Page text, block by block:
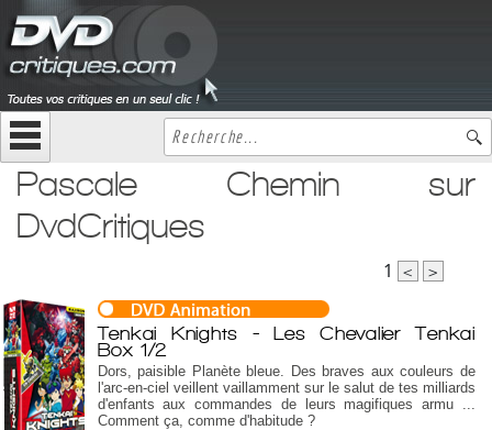
Pascale Chemin sur
DvdCritiques
1 < >
Tenkai Knights - Les Chevalier Tenkai
Box 1/2
Dors, paisible Planète bleue. Des braves aux couleurs de
l'arc-en-ciel veillent vaillamment sur le salut de tes milliards
d'enfants aux commandes de leurs magifiques armu ...
Comment ça, comme d'habitude ?